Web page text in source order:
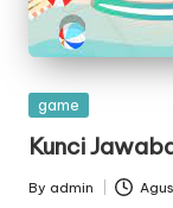
Posted
game
Kunci
Posted
By admin